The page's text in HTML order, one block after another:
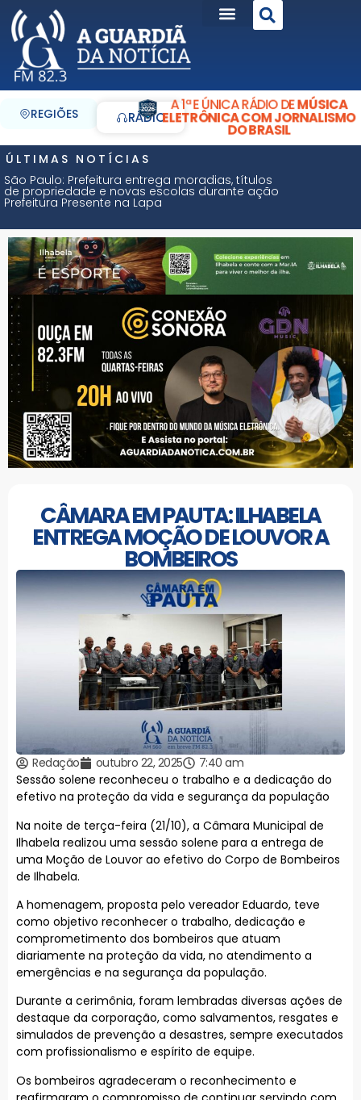
REGIÕES RÁDIO
A 1ª E ÚNICA RÁDIO DEMÚSICA
ELETRÔNICA COM JORNALISMO
DO BRASIL
ÚLTIMAS NOTÍCIAS
São Paulo: Prefeitura entrega moradias, títulos
de propriedade e novas escolas durante ação
Prefeitura Presente na Lapa
CÂMARA EM PAUTA: ILHABELA
ENTREGA MOÇÃO DE LOUVOR A
BOMBEIROS
Redação outubro 22, 2025
7:40 am
Sessão solene reconheceu o trabalho e a dedicação do
efetivo na proteção da vida e segurança da população
Na noite de terça-feira (21/10), a Câmara Municipal de
Ilhabela realizou uma sessão solene para a entrega de
uma Moção de Louvor ao efetivo do Corpo de Bombeiros
de Ilhabela.
A homenagem, proposta pelo vereador Eduardo, teve
como objetivo reconhecer o trabalho, dedicação e
comprometimento dos bombeiros que atuam
diariamente na proteção da vida, no atendimento a
emergências e na segurança da população.
Durante a cerimônia, foram lembradas diversas ações de
destaque da corporação, como salvamentos, resgates e
simulados de prevenção a desastres, sempre executados
com profissionalismo e espírito de equipe.
Os bombeiros agradeceram o reconhecimento e